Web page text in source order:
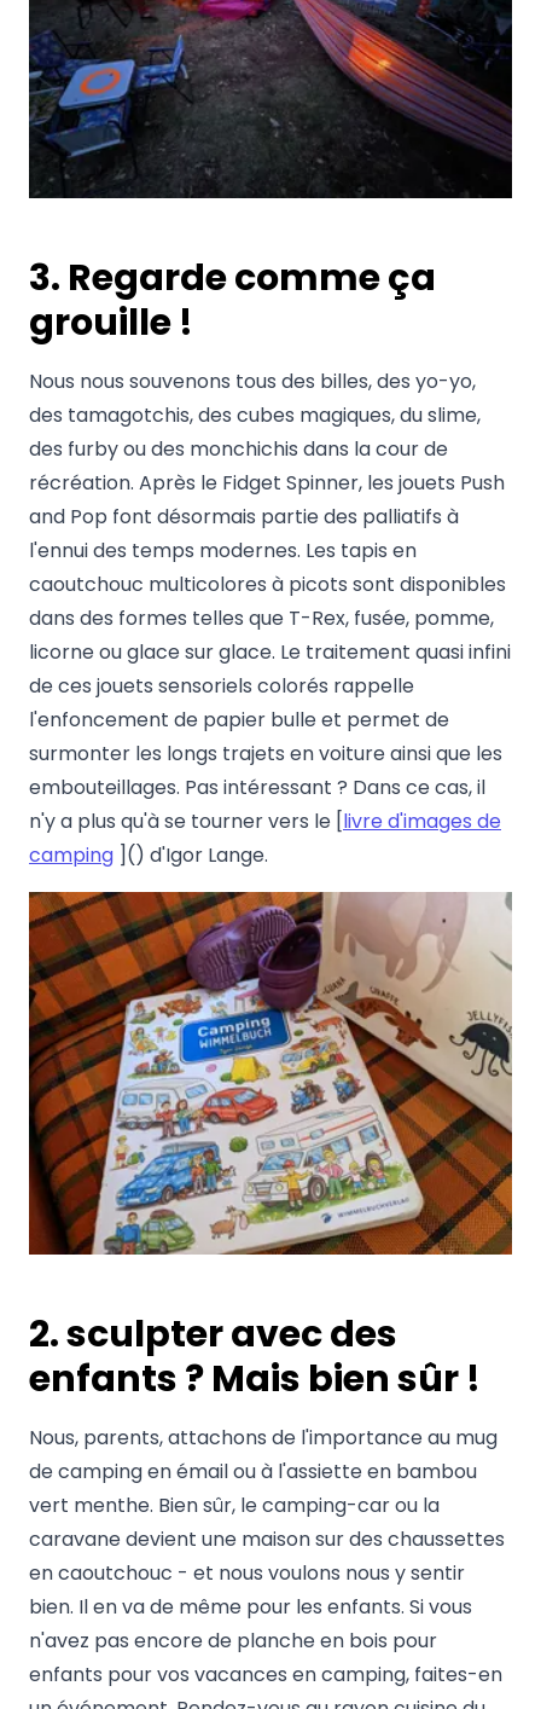
3. Regarde comme ça
grouille !
Nous nous souvenons tous des billes, des yo-yo,
des tamagotchis, des cubes magiques, du slime,
des furby ou des monchichis dans la cour de
récréation. Après le Fidget Spinner, les jouets Push
and Pop font désormais partie des palliatifs à
l'ennui des temps modernes. Les tapis en
caoutchouc multicolores à picots sont disponibles
dans des formes telles que T-Rex, fusée, pomme,
licorne ou glace sur glace. Le traitement quasi infini
de ces jouets sensoriels colorés rappelle
l'enfoncement de papier bulle et permet de
surmonter les longs trajets en voiture ainsi que les
embouteillages. Pas intéressant ? Dans ce cas, il
n'y a plus qu'à se tourner vers le [livre d'images de
camping ]() d'Igor Lange.
2. sculpter avec des
enfants ? Mais bien sûr !
Nous, parents, attachons de l'importance au mug
de camping en émail ou à l'assiette en bambou
vert menthe. Bien sûr, le camping-car ou la
caravane devient une maison sur des chaussettes
en caoutchouc - et nous voulons nous y sentir
bien. Il en va de même pour les enfants. Si vous
n'avez pas encore de planche en bois pour
enfants pour vos vacances en camping, faites-en